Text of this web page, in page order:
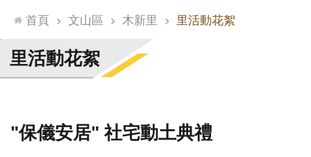
通
臺
北
市
門
首頁 文山區 木新里 里活動花絮
里活動花絮
"保儀安居" 社宅動土典禮